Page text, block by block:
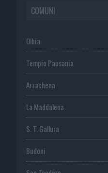
COMUNI
Olbia
Tempio Pausania
Arzachena
La Maddalena
S. T. Gallura
Budoni